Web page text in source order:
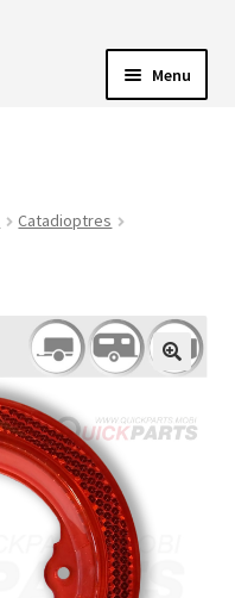
Menu
Catadioptres